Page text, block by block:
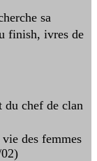
sa
finish, ivres de
du chef de clan
des femmes